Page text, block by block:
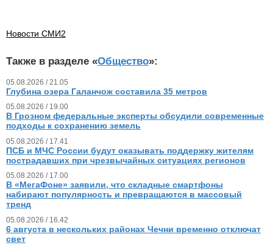
Новости СМИ2
Также в разделе «Общество»:
05.08.2026 / 21.05
Глубина озера Галанчож составила 35 метров
05.08.2026 / 19.00
В Грозном федеральные эксперты обсудили современные
подходы к сохранению земель
05.08.2026 / 17.41
ПСБ и МЧС России будут оказывать поддержку жителям
пострадавших при чрезвычайных ситуациях регионов
05.08.2026 / 17.00
В «МегаФоне» заявили, что складные смартфоны
набирают популярность и превращаются в массовый
тренд
05.08.2026 / 16.42
6 августа в нескольких районах Чечни временно отключат
свет